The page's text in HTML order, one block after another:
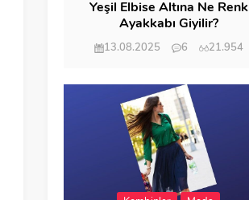
Yeşil Elbise Altına Ne Renk
Ayakkabı Giyilir?
13.08.2025 6 21.954